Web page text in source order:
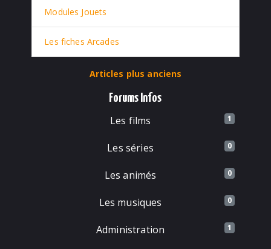
Modules Jouets
Les fiches Arcades
Articles plus anciens
Forums Infos
Les films 1
Les séries 0
Les animés 0
Les musiques 0
Administration 1